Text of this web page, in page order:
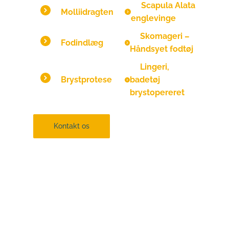
Molliidragten
Scapula Alata
englevinge
Fodindlæg
Skomageri –
Håndsyet fodtøj
Brystprotese
Lingeri,
badetøj
brystopereret
Kontakt os